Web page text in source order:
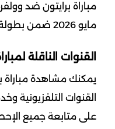
مايو 2026 ضمن بطولة الدوري الإنجليزي الممتاز
القنوات الناقلة
يمكنك مشاهدة مباراة
القنوات التلفزيونية
على متابعة جميع